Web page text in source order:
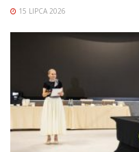
15 LIPCA 2026